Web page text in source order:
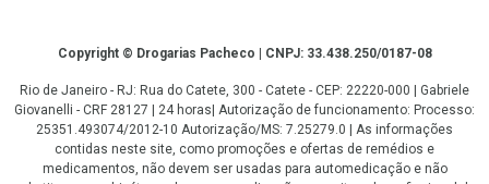
CopyrightCopyright © Drogarias Pacheco | CNPJ: 33.438.250/0187-08
Rio de Janeiro - RJ: Rua do Catete, 300 - Catete - CEP: 22220-000 | Gabriele
Giovanelli - CRF 28127 | 24 horas| Autorização de funcionamento: Processo:
25351.493074/2012-10 Autorização/MS: 7.25279.0 | As informações
contidas neste site, como promoções e ofertas de remédios e
medicamentos, não devem ser usadas para automedicação e não